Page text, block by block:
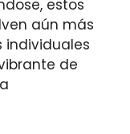
estos
aún más
individuales
de